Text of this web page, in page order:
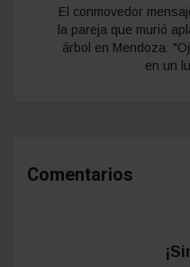
El conmovedor
la pareja que murió
árbol en Mendoza:
en un
Comentarios